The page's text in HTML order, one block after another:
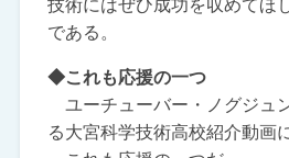
技術にはぜひ成功を収めてほ
である。
◆これも応援の一つ
ユーチューバー・ノグジュ
る大宮科学技術高校紹介動画